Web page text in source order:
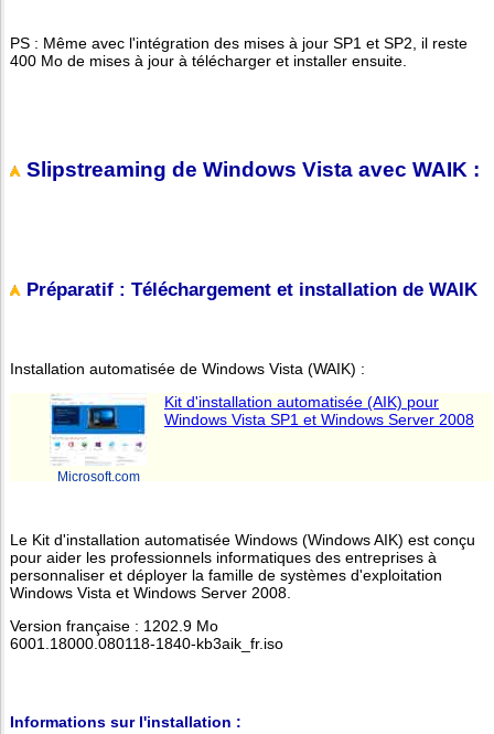
PS : Même avec l'intégration des mises à jour SP1 et SP2, il reste
400 Mo de mises à jour à télécharger et installer ensuite.
Slipstreaming de Windows Vista avec WAIK :
Préparatif : Téléchargement et installation de WAIK
Installation automatisée de Windows Vista (WAIK) :
Microsoft.com
Kit d'installation automatisée (AIK) pour
Windows Vista SP1 et Windows Server 2008
Le Kit d'installation automatisée Windows (Windows AIK) est conçu
pour aider les professionnels informatiques des entreprises à
personnaliser et déployer la famille de systèmes d'exploitation
Windows Vista et Windows Server 2008.
Version française : 1202.9 Mo
6001.18000.080118-1840-kb3aik_fr.iso
Informations sur l'installation :